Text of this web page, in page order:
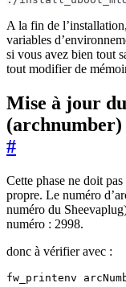
A la fin de
variables
si vous avez bien tout
tout modifier de
Mise à jour
(archnumber)
#
Cette phase ne doit
propre. Le numéro
numéro du
numéro : 2998.
donc à vérifier avec :